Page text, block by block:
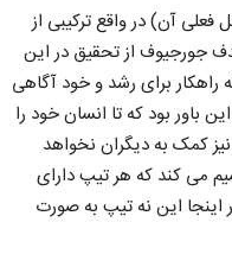
فعلی آن) در واقع ترکیبی از
جورجیوف از تحقیق در این
برای رشد و خود آگاهی
باور بود که تا انسان خود را
کمک به دیگران نخواهد
می کند که هر تیپ دارای
این نه تیپ به صورت